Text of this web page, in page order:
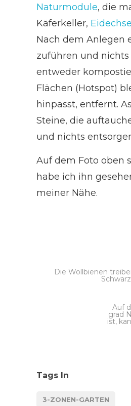
Naturmodule, die
Käferkeller,
Nach dem Anlegen
zuführen und nichts
entweder
Flächen (Hotspot)
hinpasst, entfernt.
Steine, die
und nichts
Auf dem Foto oben
habe ich ihn
meiner Nähe.
Die Wollbienen
Auf
grad
ist,
Tags In
3-ZONEN-GARTEN